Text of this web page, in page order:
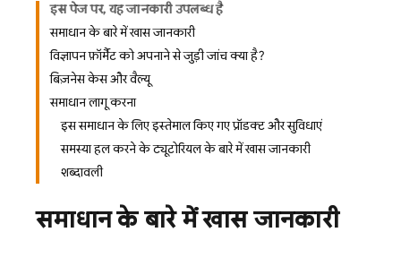
इस पेज पर, यह जानकारी उपलब्ध है
समाधान के बारे में खास जानकारी
विज्ञापन फ़ॉर्मैट को अपनाने से जुड़ी जांच क्या है?
बिज़नेस केस और वैल्यू
समाधान लागू करना
इस समाधान के लिए इस्तेमाल किए गए प्रॉडक्ट और सुविधाएं
समस्या हल करने के ट्यूटोरियल के बारे में खास जानकारी
शब्दावली
समाधान के बारे में खास जानकारी